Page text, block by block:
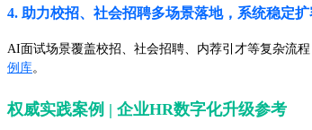
4. 助力校招、社会招聘多场景落地，系统稳定扩
AI面试场景覆盖校招、社会招聘、内荐引才等复杂流
例库。
权威实践案例 | 企业HR数字化升级参考